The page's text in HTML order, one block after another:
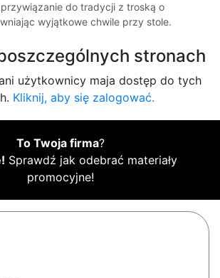
przywiązanie do tradycji z troską o
wyjątkowe chwile przy stole.
stronach
użytkownicy maja dostęp do tych
Kliknij, aby się zalogować.
To Twoja firma?
Sprawdź jak odebrać materiały
promocyjne!